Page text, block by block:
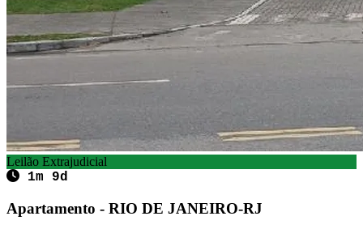
Leilão Extrajudicial
1m 9d
Apartamento - RIO DE JANEIRO-RJ